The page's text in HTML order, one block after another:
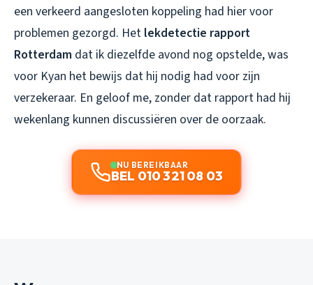
een verkeerd aangesloten koppeling had hier voor
problemen gezorgd. Het lekdetectie rapport
Rotterdam dat ik diezelfde avond nog opstelde, was
voor Kyan het bewijs dat hij nodig had voor zijn
verzekeraar. En geloof me, zonder dat rapport had hij
wekenlang kunnen discussiëren over de oorzaak.
NU BEREIKBAAR
BEL 010 321 08 03